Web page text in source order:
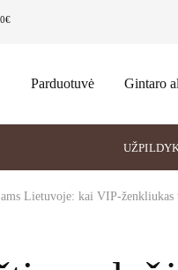
Parduotuvė Gintaro
Lietuvoje: kai VIP‑ženkliukas